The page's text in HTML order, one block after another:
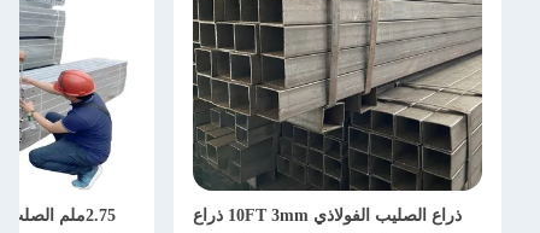
ذراع الصليب الفولاذي 10FT 3mm ذراع
2.75ملم